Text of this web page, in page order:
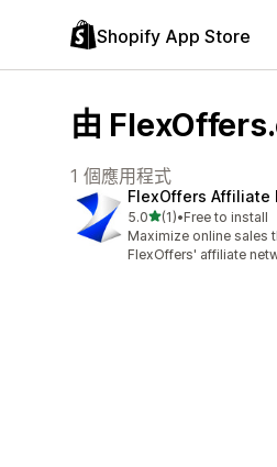
Shopify App Store
由
1 個應用程式
FlexOffers Affiliate
5.0滿分 5 顆星
(1)
共有 1 則評價
•Free to install
Maximize online sales
FlexOffers' affiliate